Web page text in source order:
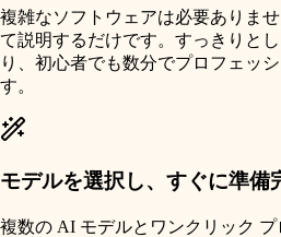
複雑なソフトウェアは必要ありま
て説明するだけです。すっきりと
り、初心者でも数分でプロフェッ
す。
モデルを選択し、すぐに準備
複数の AI モデルとワンクリック